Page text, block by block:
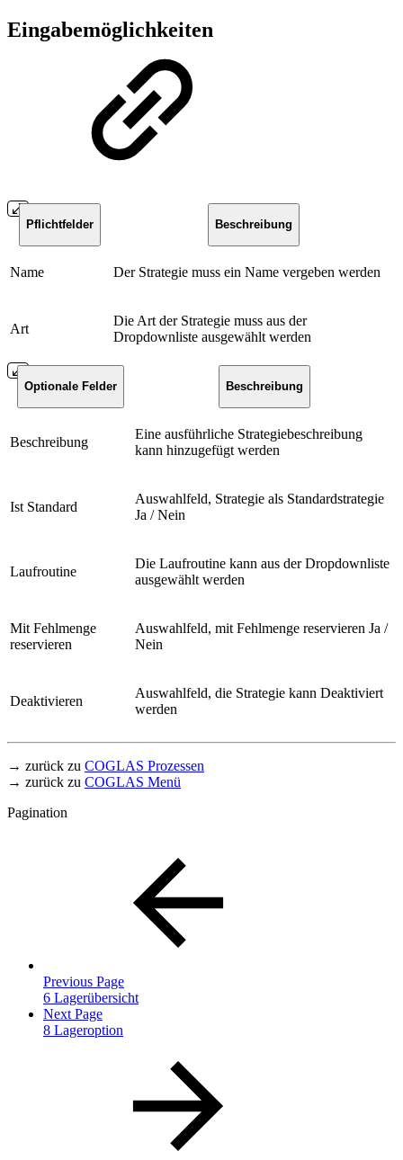
Eingabemöglichkeiten
Pflichtfelder Beschreibung
Name Der Strategie muss ein Name vergeben werden
Art
Die Art der Strategie muss aus der
Dropdownliste ausgewählt werden
Optionale Felder Beschreibung
Beschreibung
Eine ausführliche Strategiebeschreibung
kann hinzugefügt werden
Ist Standard
Auswahlfeld, Strategie als Standardstrategie
Ja / Nein
Laufroutine
Die Laufroutine kann aus der Dropdownliste
ausgewählt werden
Mit Fehlmenge
reservieren
Auswahlfeld, mit Fehlmenge reservieren Ja /
Nein
Deaktivieren
Auswahlfeld, die Strategie kann Deaktiviert
werden
→ zurück zu COGLAS Prozessen
→ zurück zu COGLAS Menü
Pagination
Previous Page
6 Lagerübersicht
Next Page
8 Lageroption